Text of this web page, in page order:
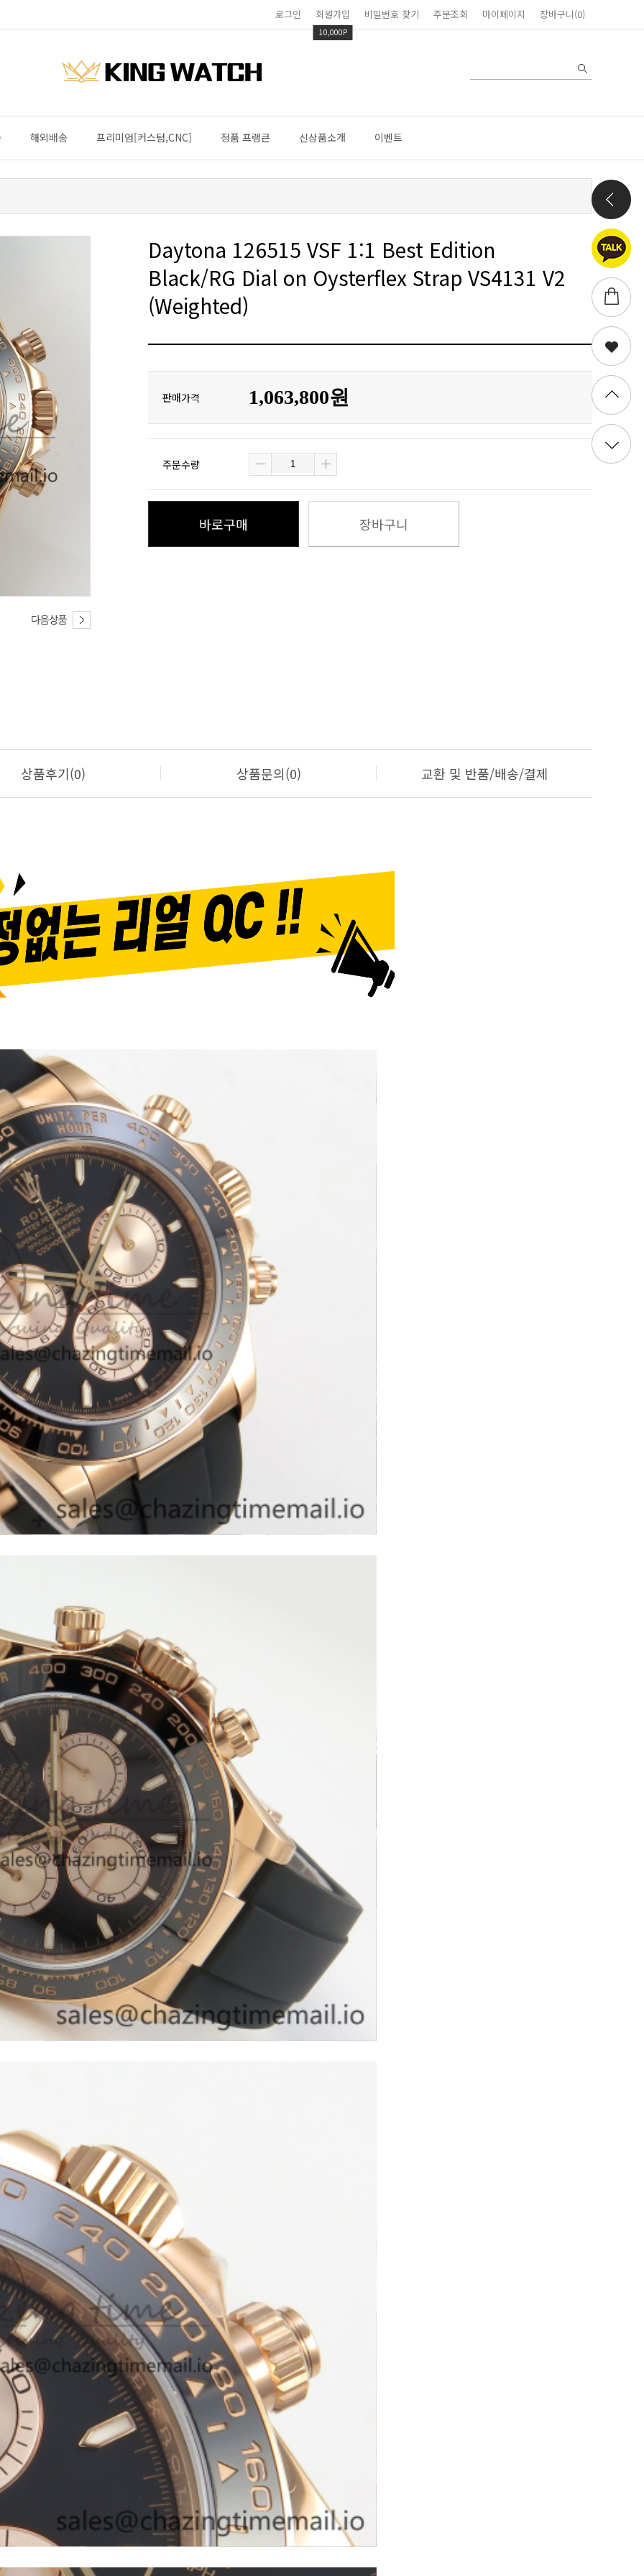
로그인 회원가입
10,000P
비밀번호 찾기 주문조회 마이페이지 장바구니(0)
해외배송 프리미엄[커스텀,CNC] 정품 프랭큰 신상품소개 이벤트
(Weighted)
판매가격 1,063,800원
주문수량
바로구매 장바구니
상품후기(0) 상품문의(0) 교환 및 반품/배송/결제